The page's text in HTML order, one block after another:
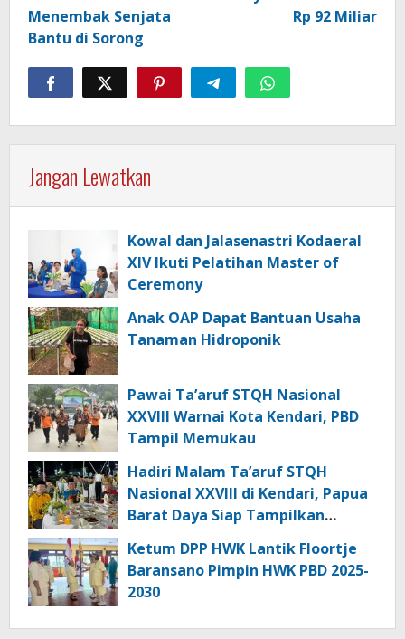
Menembak Senjata
Bantu di Sorong
Rp 92 Miliar
Jangan Lewatkan
Kowal dan Jalasenastri Kodaeral
XIV Ikuti Pelatihan Master of
Ceremony
Anak OAP Dapat Bantuan Usaha
Tanaman Hidroponik
Pawai Ta’aruf STQH Nasional
XXVIII Warnai Kota Kendari, PBD
Tampil Memukau
Hadiri Malam Ta’aruf STQH
Nasional XXVIII di Kendari, Papua
Barat Daya Siap Tampilkan
Ketum DPP HWK Lantik Floortje
Baransano Pimpin HWK PBD 2025-
2030